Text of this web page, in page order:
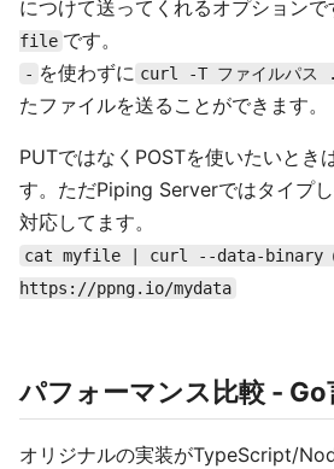
無限に送る送信者
cat /dev/urandom | curl -T
curl localhost:8888/rand >
この結果から少なくともlocalhost
転送できることが体感できました。
curl -T - とは
この記事でよく登場している curl